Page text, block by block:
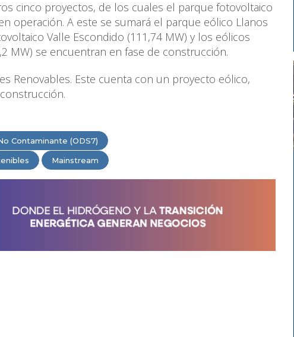
cinco proyectos, de los cuales el parque fotovoltaico
operación. A este se sumará el parque eólico Llanos
Valle Escondido (111,74 MW) y los eólicos
MW) se encuentran en fase de construcción.
Renovables. Este cuenta con un proyecto eólico,
Contaminante (ODS7)
Mainstream